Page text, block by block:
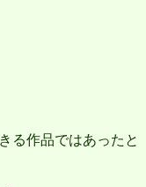
る作品ではあったと